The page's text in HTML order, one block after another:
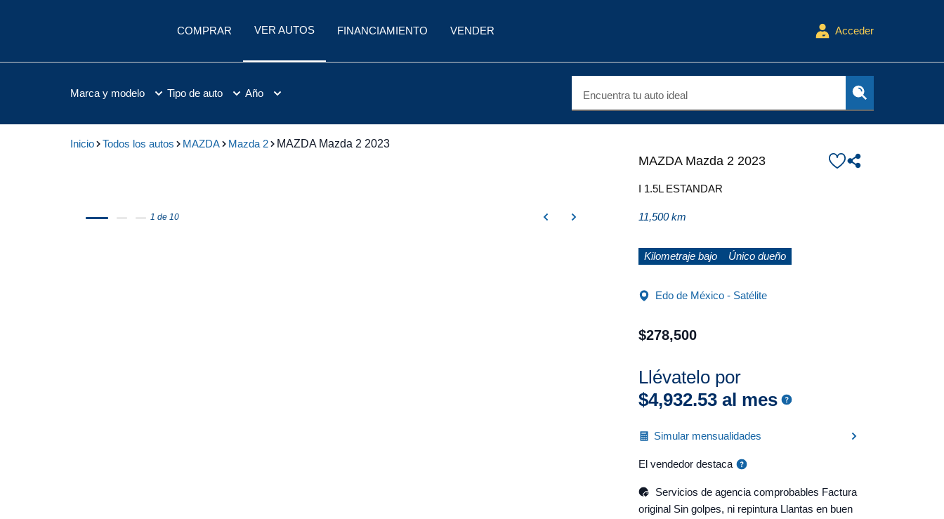
COMPRAR VER AUTOS FINANCIAMIENTO VENDER Acceder
Marca y modelo Tipo de auto Año Encuentra tu auto ideal
Inicio Todos los autos MAZDA Mazda 2 MAZDA Mazda 2 2023
1 de 10
MAZDA Mazda 2 2023
I 1.5L ESTANDAR
11,500 km
Kilometraje bajo Único dueño
Edo de México - Satélite
$278,500
Llévatelo por
$4,932.53al mes
Simular mensualidades
El vendedor destaca
Servicios de agencia comprobables Factura
original Sin golpes, ni repintura Llantas en buen